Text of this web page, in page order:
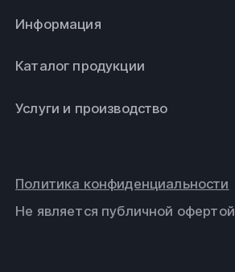
и техническим условиям (ТУ).
Информация
Каталог продукции
Услуги и производство
Не является публичной офертой
Политика конфиденциальности